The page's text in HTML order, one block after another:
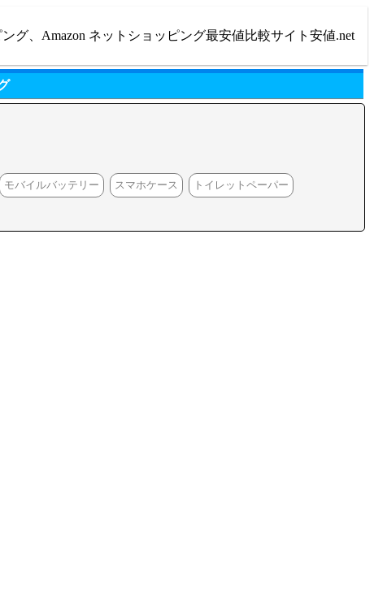
グ、Amazon ネットショッピング最安値比較サイト安値.net
モバイルバッテリー スマホケース トイレットペーパー